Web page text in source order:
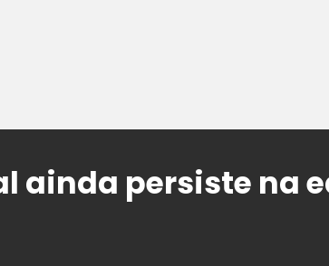
ainda persiste na